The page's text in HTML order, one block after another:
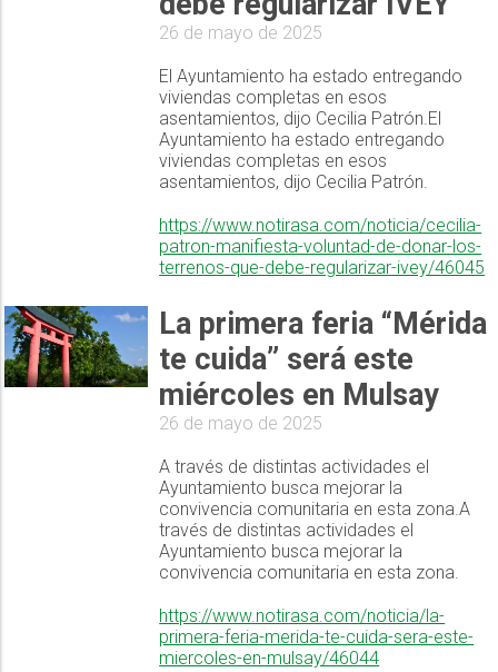
26 de mayo de 2025
El Ayuntamiento ha estado entregando
viviendas completas en esos
asentamientos, dijo Cecilia Patrón.El
Ayuntamiento ha estado entregando
viviendas completas en esos
asentamientos, dijo Cecilia Patrón.
https://www.notirasa.com/noticia/cecilia-
patron-manifiesta-voluntad-de-donar-los-
terrenos-que-debe-regularizar-ivey/46045
La primera feria “Mérida
te cuida” será este
miércoles en Mulsay
26 de mayo de 2025
A través de distintas actividades el
Ayuntamiento busca mejorar la
convivencia comunitaria en esta zona.A
través de distintas actividades el
Ayuntamiento busca mejorar la
convivencia comunitaria en esta zona.
https://www.notirasa.com/noticia/la-
primera-feria-merida-te-cuida-sera-este-
miercoles-en-mulsay/46044